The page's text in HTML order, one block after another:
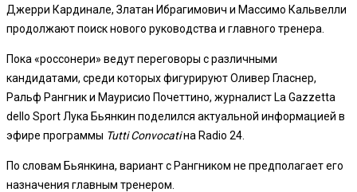
Джерри Кардинале, Златан Ибрагимович и Массимо Кальвелли
продолжают поиск нового руководства и главного тренера.
Пока «россонери» ведут переговоры с различными
кандидатами, среди которых фигурируют Оливер Гласнер,
Ральф Рангник и Маурисио Почеттино, журналист La Gazzetta
dello Sport Лука Бьянкин поделился актуальной информацией в
эфире программы Tutti Convocatiна Radio 24.
По словам Бьянкина, вариант с Рангником не предполагает его
назначения главным тренером.